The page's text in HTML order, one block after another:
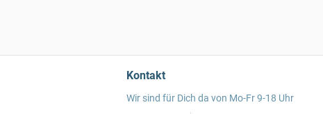
Kontakt
Wir sind für Dich da von Mo-Fr 9-18 Uhr